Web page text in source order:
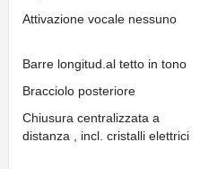
Attivazione vocale nessuno
Barre longitud.al tetto in tono
Bracciolo posteriore
Chiusura centralizzata a
distanza , incl. cristalli elettrici